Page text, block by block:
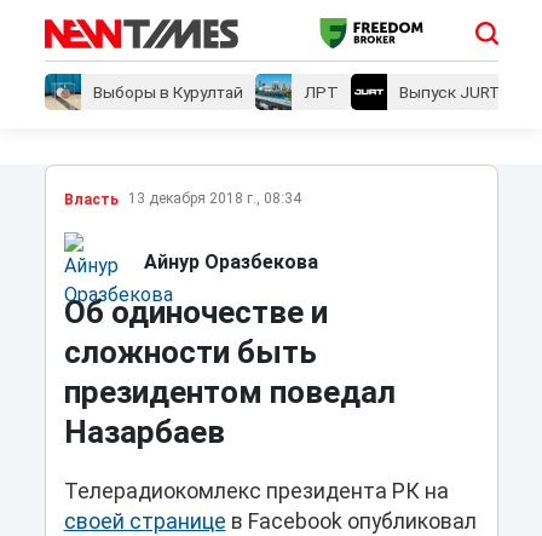
Выборы в Курултай ЛРТ Выпуск JURT
Власть 13 декабря 2018 г., 08:34
Айнур Оразбекова
Об одиночестве и
сложности быть
президентом поведал
Назарбаев
Телерадиокомлекс президента РК на
своей странице в Facebook опубликовал